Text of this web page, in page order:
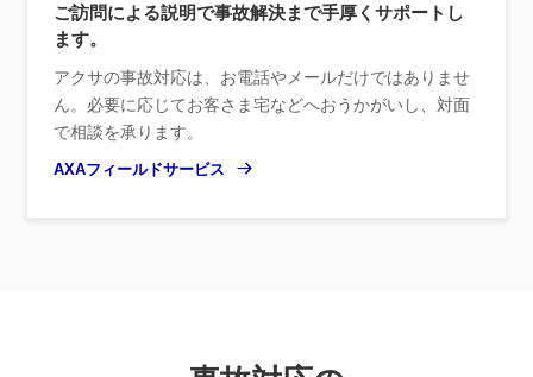
ご訪問による説明で事故解決まで手厚くサポートし
ます。
アクサの事故対応は、お電話やメールだけではありませ
ん。必要に応じてお客さま宅などへおうかがいし、対面
で相談を承ります。
AXAフィールドサービス